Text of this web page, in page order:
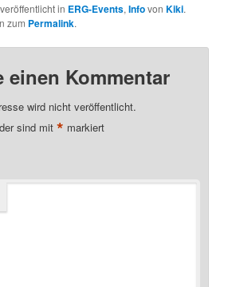
in ERG-Events,InfovonKiki.
zum Permalink.
einen Kommentar
wird nicht veröffentlicht.
sind mit* markiert